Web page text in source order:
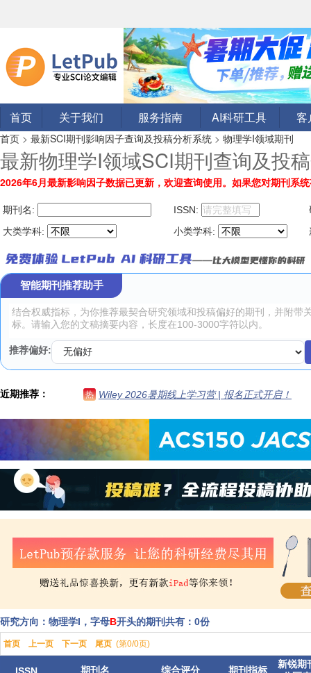
首页 关于我们 服务指南 AI科研工具 客
首页 > 最新SCI期刊影响因子查询及投稿分析系统 > 物理学I领域期刊
最新物理学I领域SCI期刊查询及投
2026年6月最新影响因子数据已更新，欢迎查询使用。 如果您对期刊系
期刊名: ISSN:
大类学科:
小类学科:
智能期刊推荐助手
推荐偏好:
近期推荐： 热 Wiley 2026暑期线上学习营 | 报名正式开启！
研究方向：物理学I，字母B开头的期刊共有：0份
首页 上一页 下一页 尾页 (第0/0页)
期刊名 综合评分 期刊指标
新锐期